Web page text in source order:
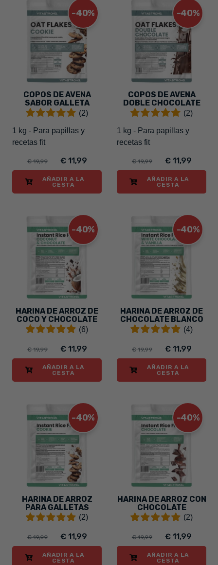
-40%
COPOS DE AVENA
SABOR GALLETA
(2)
1 kg - Para papillas y
recetas fit
€ 19,99 € 11,99
AÑADIR A LA
CESTA
-40%
COPOS DE AVENA
DOBLE CHOCOLATE
(2)
1 kg - Para papillas y
recetas fit
€ 19,99 € 11,99
AÑADIR A LA
CESTA
-40%
HARINA DE ARROZ DE
COCO Y CHOCOLATE
(6)
€ 19,99 € 11,99
AÑADIR A LA
CESTA
-40%
HARINA DE ARROZ DE
CHOCOLATE BLANCO
Y VAINILLA (4)
€ 19,99 € 11,99
AÑADIR A LA
CESTA
-40%
HARINA DE ARROZ
PARA GALLETAS
(2)
€ 19,99 € 11,99
AÑADIR A LA
CESTA
-40%
HARINA DE ARROZ CON
CHOCOLATE
(2)
€ 19,99 € 11,99
AÑADIR A LA
CESTA